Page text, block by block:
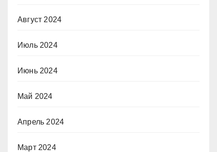
Август 2024
Июль 2024
Июнь 2024
Май 2024
Апрель 2024
Март 2024